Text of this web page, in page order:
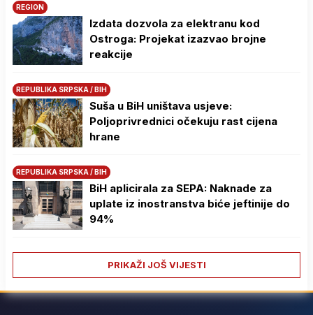
REGION
Izdata dozvola za elektranu kod
Ostroga: Projekat izazvao brojne
reakcije
REPUBLIKA SRPSKA / BIH
Suša u BiH uništava usjeve:
Poljoprivrednici očekuju rast cijena
hrane
REPUBLIKA SRPSKA / BIH
BiH aplicirala za SEPA: Naknade za
uplate iz inostranstva biće jeftinije do
94%
PRIKAŽI JOŠ VIJESTI